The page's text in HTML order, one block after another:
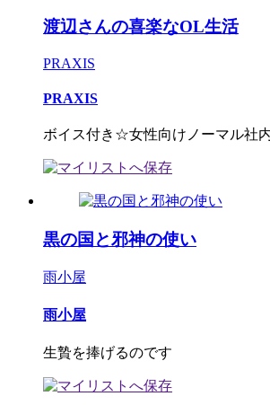
渡辺さんの喜楽なOL生活
PRAXIS
PRAXIS
ボイス付き☆女性向けノーマル社
黒の国と邪神の使い
雨小屋
雨小屋
生贄を捧げるのです